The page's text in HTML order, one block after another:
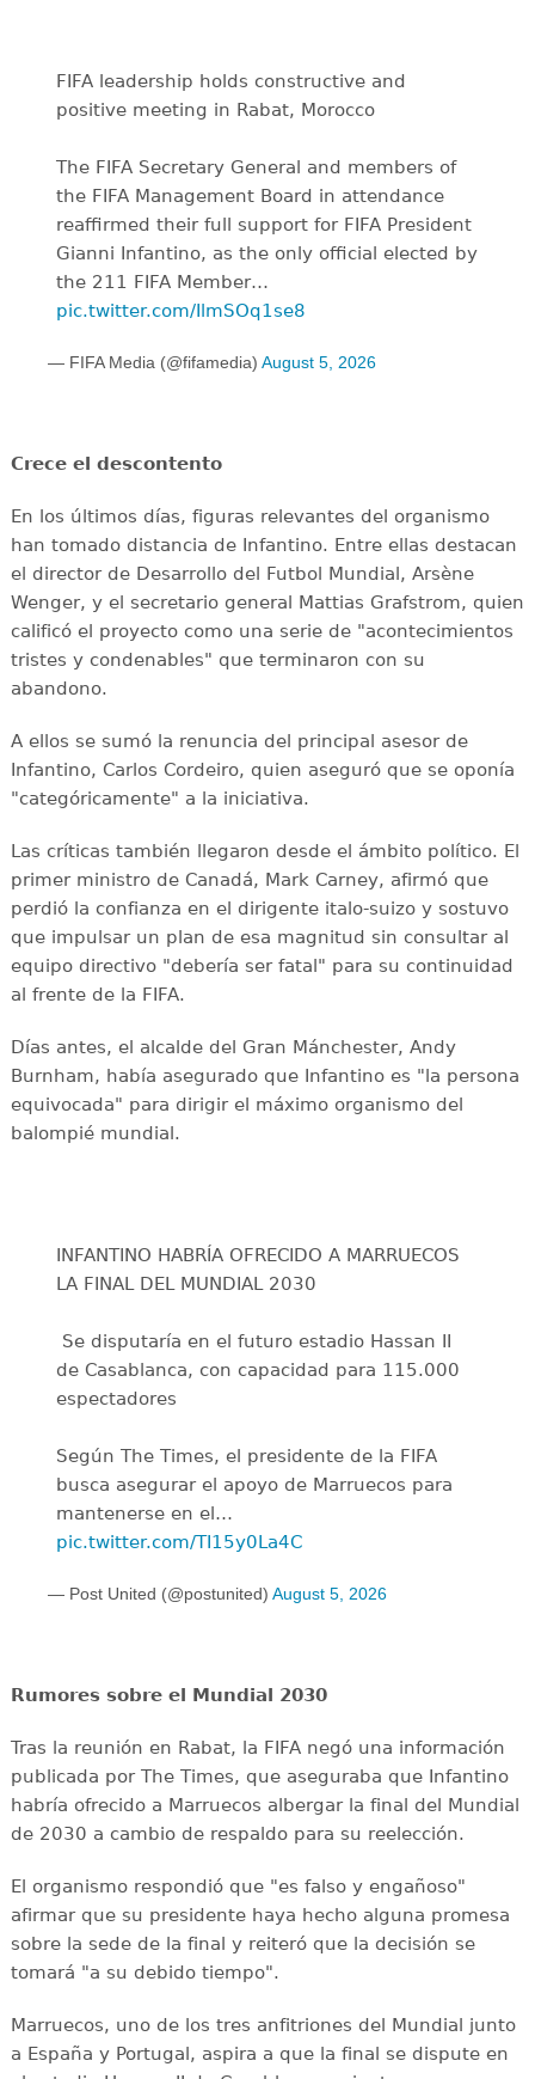
FIFA leadership holds constructive and
positive meeting in Rabat, Morocco
The FIFA Secretary General and members of
the FIFA Management Board in attendance
reaffirmed their full support for FIFA President
Gianni Infantino, as the only official elected by
the 211 FIFA Member…
pic.twitter.com/IlmSOq1se8
— FIFA Media (@fifamedia) August 5, 2026
Crece el descontento
En los últimos días, figuras relevantes del organismo
han tomado distancia de Infantino. Entre ellas destacan
el director de Desarrollo del Futbol Mundial, Arsène
Wenger, y el secretario general Mattias Grafstrom, quien
calificó el proyecto como una serie de "acontecimientos
tristes y condenables" que terminaron con su
abandono.
A ellos se sumó la renuncia del principal asesor de
Infantino, Carlos Cordeiro, quien aseguró que se oponía
"categóricamente" a la iniciativa.
Las críticas también llegaron desde el ámbito político. El
primer ministro de Canadá, Mark Carney, afirmó que
perdió la confianza en el dirigente italo-suizo y sostuvo
que impulsar un plan de esa magnitud sin consultar al
equipo directivo "debería ser fatal" para su continuidad
al frente de la FIFA.
Días antes, el alcalde del Gran Mánchester, Andy
Burnham, había asegurado que Infantino es "la persona
equivocada" para dirigir el máximo organismo del
balompié mundial.
INFANTINO HABRÍA OFRECIDO A MARRUECOS
LA FINAL DEL MUNDIAL 2030
️ Se disputaría en el futuro estadio Hassan II
de Casablanca, con capacidad para 115.000
espectadores
Según The Times, el presidente de la FIFA
busca asegurar el apoyo de Marruecos para
mantenerse en el…
pic.twitter.com/TI15y0La4C
— Post United (@postunited) August 5, 2026
Rumores sobre el Mundial 2030
Tras la reunión en Rabat, la FIFA negó una información
publicada por The Times, que aseguraba que Infantino
habría ofrecido a Marruecos albergar la final del Mundial
de 2030 a cambio de respaldo para su reelección.
El organismo respondió que "es falso y engañoso"
afirmar que su presidente haya hecho alguna promesa
sobre la sede de la final y reiteró que la decisión se
tomará "a su debido tiempo".
Marruecos, uno de los tres anfitriones del Mundial junto
a España y Portugal, aspira a que la final se dispute en